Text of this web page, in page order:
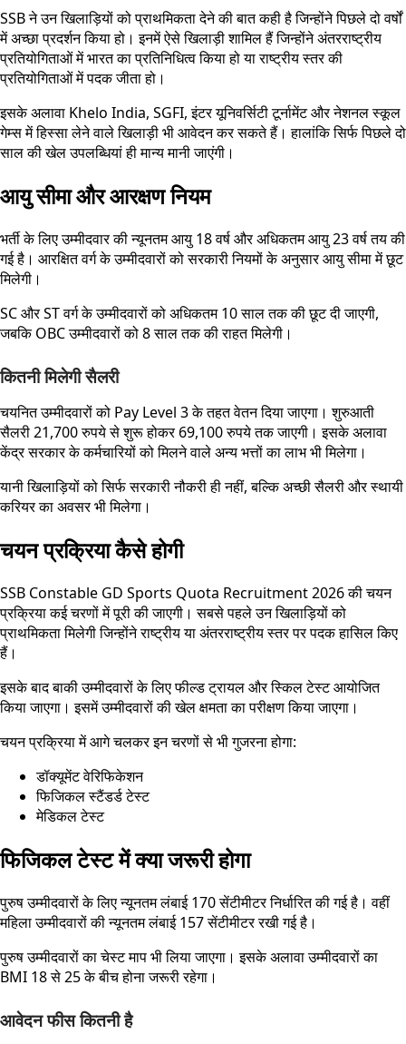
SSB ने उन खिलाड़ियों को प्राथमिकता देने की बात कही है जिन्होंने पिछले दो वर्षों
में अच्छा प्रदर्शन किया हो। इनमें ऐसे खिलाड़ी शामिल हैं जिन्होंने अंतरराष्ट्रीय
प्रतियोगिताओं में भारत का प्रतिनिधित्व किया हो या राष्ट्रीय स्तर की
प्रतियोगिताओं में पदक जीता हो।
इसके अलावा Khelo India, SGFI, इंटर यूनिवर्सिटी टूर्नामेंट और नेशनल स्कूल
गेम्स में हिस्सा लेने वाले खिलाड़ी भी आवेदन कर सकते हैं। हालांकि सिर्फ पिछले दो
साल की खेल उपलब्धियां ही मान्य मानी जाएंगी।
आयु सीमा और आरक्षण नियम
भर्ती के लिए उम्मीदवार की न्यूनतम आयु 18 वर्ष और अधिकतम आयु 23 वर्ष तय की
गई है। आरक्षित वर्ग के उम्मीदवारों को सरकारी नियमों के अनुसार आयु सीमा में छूट
मिलेगी।
SC और ST वर्ग के उम्मीदवारों को अधिकतम 10 साल तक की छूट दी जाएगी,
जबकि OBC उम्मीदवारों को 8 साल तक की राहत मिलेगी।
कितनी मिलेगी सैलरी
चयनित उम्मीदवारों को Pay Level 3 के तहत वेतन दिया जाएगा। शुरुआती
सैलरी 21,700 रुपये से शुरू होकर 69,100 रुपये तक जाएगी। इसके अलावा
केंद्र सरकार के कर्मचारियों को मिलने वाले अन्य भत्तों का लाभ भी मिलेगा।
यानी खिलाड़ियों को सिर्फ सरकारी नौकरी ही नहीं, बल्कि अच्छी सैलरी और स्थायी
करियर का अवसर भी मिलेगा।
चयन प्रक्रिया कैसे होगी
SSB Constable GD Sports Quota Recruitment 2026 की चयन
प्रक्रिया कई चरणों में पूरी की जाएगी। सबसे पहले उन खिलाड़ियों को
प्राथमिकता मिलेगी जिन्होंने राष्ट्रीय या अंतरराष्ट्रीय स्तर पर पदक हासिल किए
हैं।
इसके बाद बाकी उम्मीदवारों के लिए फील्ड ट्रायल और स्किल टेस्ट आयोजित
किया जाएगा। इसमें उम्मीदवारों की खेल क्षमता का परीक्षण किया जाएगा।
चयन प्रक्रिया में आगे चलकर इन चरणों से भी गुजरना होगा:
डॉक्यूमेंट वेरिफिकेशन
फिजिकल स्टैंडर्ड टेस्ट
मेडिकल टेस्ट
फिजिकल टेस्ट में क्या जरूरी होगा
पुरुष उम्मीदवारों के लिए न्यूनतम लंबाई 170 सेंटीमीटर निर्धारित की गई है। वहीं
महिला उम्मीदवारों की न्यूनतम लंबाई 157 सेंटीमीटर रखी गई है।
पुरुष उम्मीदवारों का चेस्ट माप भी लिया जाएगा। इसके अलावा उम्मीदवारों का
BMI 18 से 25 के बीच होना जरूरी रहेगा।
आवेदन फीस कितनी है